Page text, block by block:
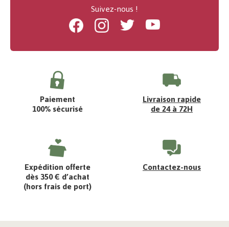
Suivez-nous !
FacebookInstagramTwitter Youtube
Paiement
100% sécurisé
Livraison rapide
de 24 à 72H
Expédition offerte
dès 350 € d’achat
(hors frais de port)
Contactez-nous